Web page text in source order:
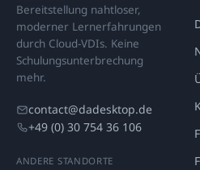
Bereitstellung nahtloser,
moderner Lernerfahrungen
durch Cloud-VDIs. Keine
Schulungsunterbrechung
mehr.
contact@dadesktop.de
+49 (0) 30 754 36 106
ANDERE STANDORTE